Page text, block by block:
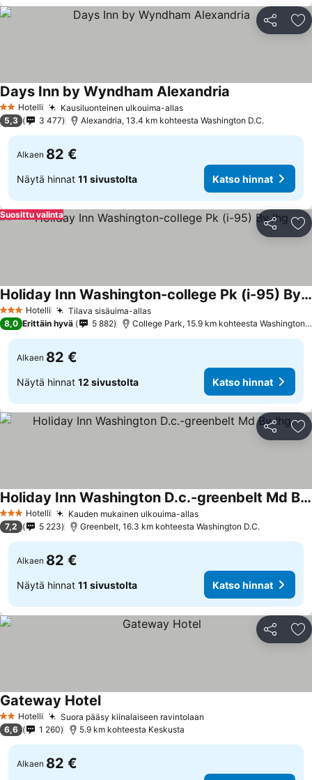
Jaa
2 Tähtiluokitus
Hotelli Kausiluonteinen ulkouima-allasKatso hinnat
Days Inn by Wyndham Alexandria
5,3 3 477 Alexandria, 13.4 km kohteesta Washington D.C.
Alkaen 82 €
Näytä hinnat 11 sivustolta Katso hinnat
Jaa
Suosittu valinta
3 Tähtiluokitus
Hotelli Tilava sisäuima-allasKatso hinnat
Holiday Inn Washington-college Pk (i-95) By Ihg
Katso hinnat
8,0 Erittäin hyvä 5 882 College Park, 15.9 km kohteesta Washington
Alkaen 82 €
Näytä hinnat 12 sivustolta Katso hinnat
Jaa
3 Tähtiluokitus
Hotelli Kauden mukainen ulkouima-allasKatso hinnat
Holiday Inn Washington D.c.-greenbelt Md By Ihg
Katso hinnat
7,2 5 223 Greenbelt, 16.3 km kohteesta Washington D.C.
Alkaen 82 €
Näytä hinnat 11 sivustolta Katso hinnat
Jaa
2 Tähtiluokitus
Hotelli Suora pääsy kiinalaiseen ravintolaan
Gateway HotelKatso hinnat
6,6 1 260 5.9 km kohteesta Keskusta
Alkaen 82 €